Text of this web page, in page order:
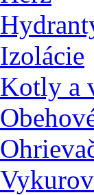
Izolácie
Kotly a